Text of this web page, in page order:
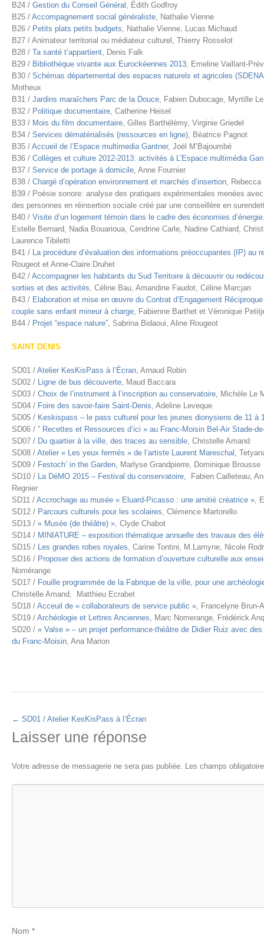
B24 / Gestion du Conseil Général , Édith Godfroy
B25 / Accompagnement social généraliste, Nathalie Vienne
B26 / Petits plats petits budgets, Nathalie Vienne, Lucas Michaud
B27 / Animateur territorial ou médiateur culturel, Thierry Rosselot
B28 / Ta santé t’appartient, Denis Falk
B29 / Bibliothèque vivante aux Eurockéennes 2013, Emeline Vaillant-
B30 / Schémas départemental des espaces naturels et agricoles
Motheux
B31 / Jardins maraîchers Parc de la Douce, Fabien Dubocage, Myrtille
B32 / Politique documentaire, Catherine Heisel
B33 / Mois du film documentaire, Gilles Barthélémy, Virginie Griedel
B34 / Services dématérialisés (ressources en ligne), Béatrice Pagnot
B35 / Accueil de l’Espace multimedia Gantner, Joël M’Bajoumbé
B36 / Collèges et culture 2012-2013: activités à L’Espace multimédia
B37 / Service de portage à domicile, Anne Fournier
B38 / Chargé d’opération environnement et marchés d’insertion, Rebecca
B39 / Poésie sonore: analyse des pratiques expérimentales menées
des personnes en réinsertion sociale créé par une conseillère en
B40 / Visite d’un logement témoin dans le cadre des économies
Estelle Bernard, Nadia Bouarioua, Cendrine Carle, Nadine Cathiard,
Laurence Tibiletti
B41 / La procédure d’évaluation des informations préoccupantes (IP) au
Rougeot et Anne-Claire Druhet
B42 / Accompagner les habitants du Sud Territoire à découvrir ou
sorties et des activités, Céline Bau, Amandine Faudot, Céline Marcjan
B43 / Elaboration et mise en œuvre du Contrat d’Engagement
couple sans enfant mineur à charge, Fabienne Barthet et Véronique
B44 / Projet “espace nature”, Sabrina Bidaoui, Aline Rougeot
SAINT DENIS
SD01 / Atelier KesKisPass à l’Écran, Arnaud Robin
SD02 / Ligne de bus découverte, Maud Baccara
SD03 / Choix de l’instrument à l’inscription au conservatoire, Michèle Le
SD04 / Foire des savoir-faire Saint-Denis, Adeline Leveque
SD05 / Keskispass – le pass culturel pour les jeunes dionysiens de 11 à
SD06 / ” Recettes et Ressources d’ici » au Franc-Moisin Bel-Air Stade-
SD07 / Du quartier à la ville, des traces au sensible, Christelle Amand
SD08 / Atelier « Les yeux fermés » de l’artiste Laurent Mareschal ,
SD09 / Festoch’ in the Garden, Marlyse Grandpierre, Dominique Brousse
SD10 / La DéMO 2015 – Festival du conservatoire,
Fabien Cailleteau,
Regnier
SD11 / Accrochage au musée « Eluard-Picasso : une amitié créatrice »,
SD12 / Parcours culturels pour les scolaires, Clémence Martorello
SD13 / « Musée (de théâtre) », Clyde Chabot
SD14 / MINIATURE – exposition thématique annuelle des travaux des
SD15 / Les grandes robes royales, Carine Tontini, M.Lamyne, Nicole
SD16 / Proposer des actions de formation d’ouverture culturelle aux
Nomérange
SD17 / Fouille programmée de la Fabrique de la ville, pour une
Christelle Amand, Matthieu Ecrabet
SD18 / Acceuil de « collaborateurs de service public », Francelyne Brun-
SD19 / Archéologie et Lettres Anciennes, Marc Nomerange, Frédérick
SD20 / « Valse » – un projet performance-théâtre de Didier Ruiz avec
du Franc-Moisin, Ana Marion
← SD01 / Atelier KesKisPass à l’Écran
Laisser une réponse
Votre adresse de messagerie ne sera pas publiée. Les champs
Nom *